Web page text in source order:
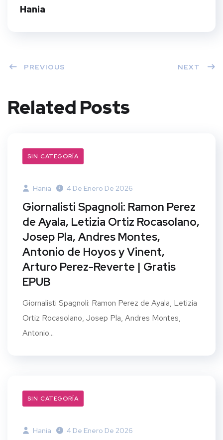
Hania
PREVIOUS NEXT
Related Posts
SIN CATEGORÍA
Hania 4 De Enero De 2026
Giornalisti Spagnoli: Ramon Perez
de Ayala, Letizia Ortiz Rocasolano,
Josep Pla, Andres Montes,
Antonio de Hoyos y Vinent,
Arturo Perez-Reverte | Gratis
EPUB
Giornalisti Spagnoli: Ramon Perez de Ayala, Letizia
Ortiz Rocasolano, Josep Pla, Andres Montes,
Antonio...
SIN CATEGORÍA
Hania 4 De Enero De 2026